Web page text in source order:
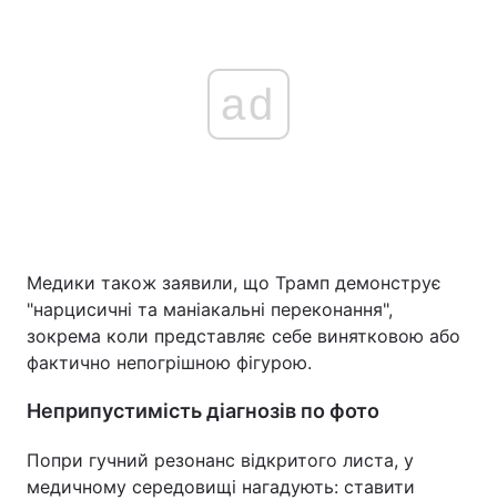
ad
Медики також заявили, що Трамп демонструє
"нарцисичні та маніакальні переконання",
зокрема коли представляє себе винятковою або
фактично непогрішною фігурою.
Неприпустимість діагнозів по фото
Попри гучний резонанс відкритого листа, у
медичному середовищі нагадують: ставити